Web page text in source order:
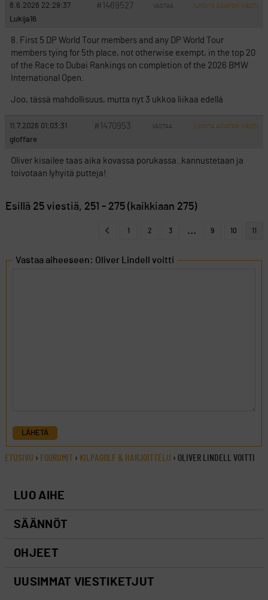
8.6.2026 22:29:37 #1469527 VASTAA ILMOITA ASIATON VIESTI
Lukija16
8. First 5 DP World Tour members and any DP World Tour
members tying for 5th place, not otherwise exempt, in the top 20
of the Race to Dubai Rankings on completion of the 2026 BMW
International Open.
Joo, tässä mahdollisuus, mutta nyt 3 ukkoa liikaa edellä
11.7.2026 01:03:31 #1470953 VASTAA ILMOITA ASIATON VIESTI
gloffare
Oliver kisailee taas aika kovassa porukassa..kannustetaan ja
toivotaan lyhyitä putteja!
Esillä 25 viestiä, 251 - 275 (kaikkiaan 275)
1 2 3 … 9 10 11
Vastaa aiheeseen: Oliver Lindell voitti
LÄHETÄ
ETUSIVU › FOORUMIT › KILPAGOLF & HARJOITTELU › OLIVER LINDELL VOITTI
LUO AIHE
SÄÄNNÖT
OHJEET
UUSIMMAT VIESTIKETJUT